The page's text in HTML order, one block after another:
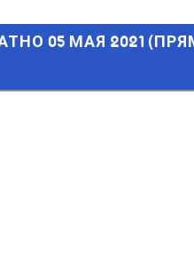
2021 (ПРЯМАЯ
05 МАЯ 2021